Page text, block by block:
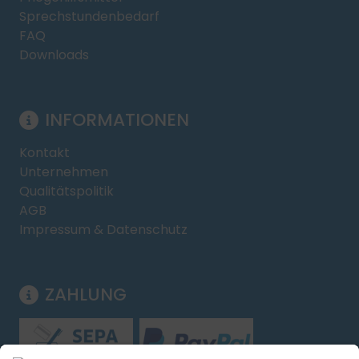
Sprechstundenbedarf
FAQ
Downloads
INFORMATIONEN
Kontakt
Unternehmen
Qualitätspolitik
AGB
Impressum & Datenschutz
ZAHLUNG